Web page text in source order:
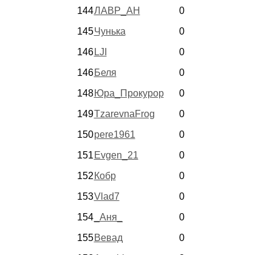
144ЛАВР_АН
0
145Чунька
0
146 LJI
0
146 Беля
0
148 Юра_Прокурор
0
149TzarevnaFrog
0
150pere1961
0
151 Evgen_21
0
152 Кобр
0
153Vlad7
0
154 _Аня_
0
155 Вевад
0